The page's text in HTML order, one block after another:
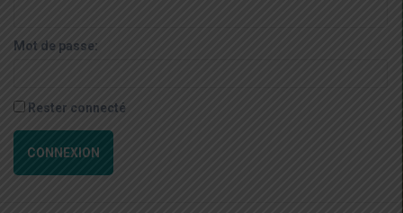
Mot de passe:
Rester connecté
CONNEXION